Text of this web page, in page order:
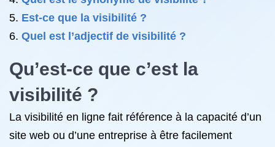
Est-ce que la visibilité ?
Quel est l’adjectif de visibilité ?
Qu’est-ce que c’est la
visibilité ?
La visibilité en ligne fait référence à la capacité d’un
site web ou d’une entreprise à être facilement